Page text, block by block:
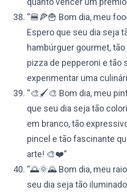
“🍔🍕🍟 Bom dia, meu
Espero que seu dia seja
hambúrguer gourmet,
pizza de pepperoni e tão
experimentar uma
“🎨🖌️🎨 Bom dia, meu
que seu dia seja tão
em branco, tão
pincel e tão fascinante
arte! 🎨❤️”
“🌅🌞🌄 Bom dia, meu
seu dia seja tão